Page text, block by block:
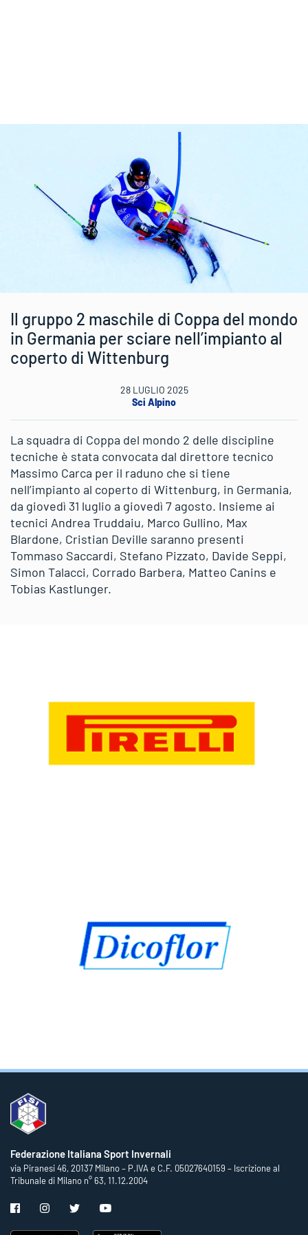
Il gruppo 2 maschile di Coppa del mondo
in Germania per sciare nell’impianto al
coperto di Wittenburg
28 LUGLIO 2025
Sci Alpino
La squadra di Coppa del mondo 2 delle discipline
tecniche è stata convocata dal direttore tecnico
Massimo Carca per il raduno che si tiene
nell’impianto al coperto di Wittenburg, in Germania,
da giovedì 31 luglio a giovedì 7 agosto. Insieme ai
tecnici Andrea Truddaiu, Marco Gullino, Max
Blardone, Cristian Deville saranno presenti
Tommaso Saccardi, Stefano Pizzato, Davide Seppi,
Simon Talacci, Corrado Barbera, Matteo Canins e
Tobias Kastlunger.
Federazione Italiana Sport Invernali
via Piranesi 46, 20137 Milano – P.IVA e C.F. 05027640159 – Iscrizione al
Tribunale di Milano n° 63, 11.12.2004